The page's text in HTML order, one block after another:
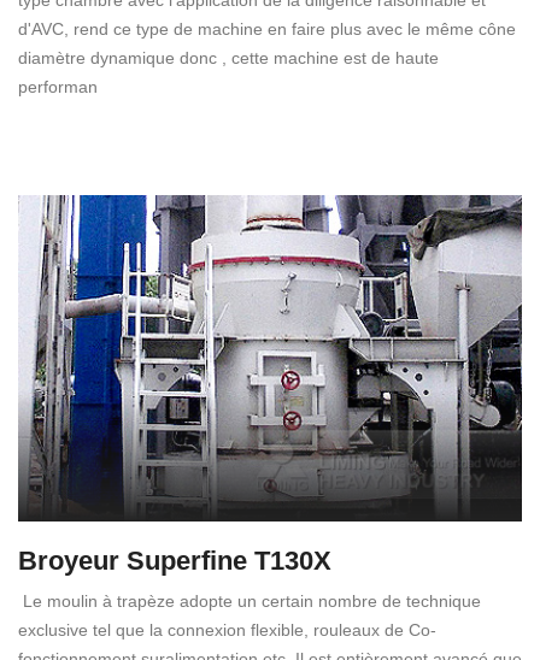
d'AVC, rend ce type de machine en faire plus avec le même cône
diamètre dynamique donc , cette machine est de haute
performan
Broyeur Superfine T130X
Le moulin à trapèze adopte un certain nombre de technique
exclusive tel que la connexion flexible, rouleaux de Co-